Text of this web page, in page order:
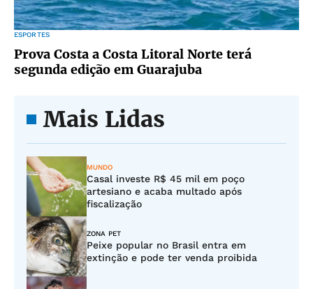
ESPORTES
Prova Costa a Costa Litoral Norte terá
segunda edição em Guarajuba
Mais Lidas
MUNDO
Casal investe R$ 45 mil em poço
artesiano e acaba multado após
fiscalização
ZONA PET
Peixe popular no Brasil entra em
extinção e pode ter venda proibida